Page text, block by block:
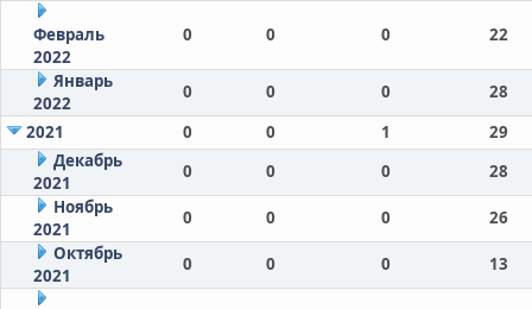
Февраль
2022
0 0 0 22
Январь
2022
0 0 0
28
2021
0 0 1
29
Декабрь
2021
0 0 0
28
Ноябрь
2021
0 0 0
26
Октябрь
2021
0 0 0 13